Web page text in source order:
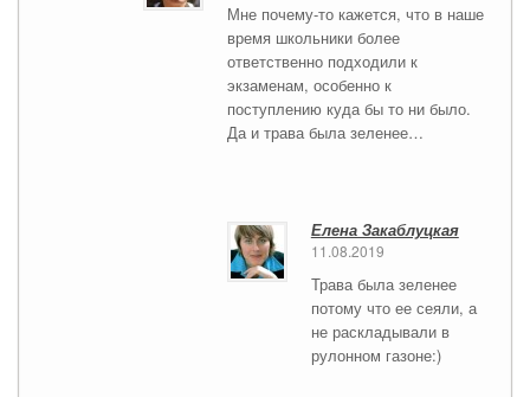
Мне почему-то кажется, что в наше
время школьники более
ответственно подходили к
экзаменам, особенно к
поступлению куда бы то ни было.
Да и трава была зеленее…
Елена Закаблуцкая
11.08.2019
Трава была зеленее
потому что ее сеяли, а
не раскладывали в
рулонном газоне:)